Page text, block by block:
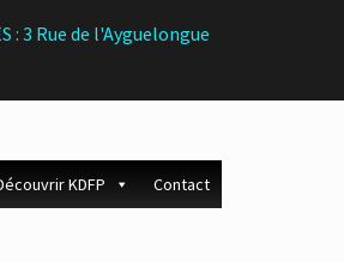
: 3 Rue de l'Ayguelongue
KDFP Contact